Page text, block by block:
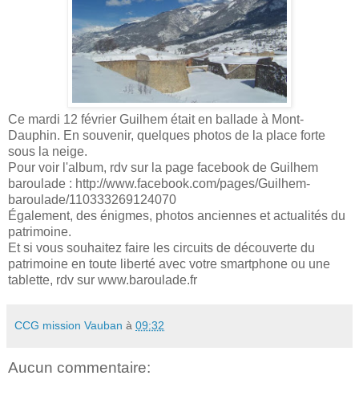
Ce mardi 12 février Guilhem était en ballade à Mont-
Dauphin. En souvenir, quelques photos de la place forte
sous la neige.
Pour voir l'album, rdv sur la page facebook de Guilhem
baroulade : http://www.facebook.com/pages/Guilhem-
baroulade/110333269124070
Également, des énigmes, photos anciennes et actualités du
patrimoine.
Et si vous souhaitez faire les circuits de découverte du
patrimoine en toute liberté avec votre smartphone ou une
tablette, rdv sur www.baroulade.fr
CCG mission Vauban à 09:32
Aucun commentaire: